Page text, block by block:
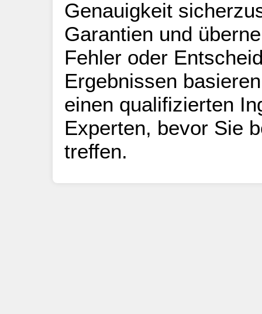
Genauigkeit
Garantien und
Fehler oder
Ergebnissen
einen qualifizierten
Experten, bevor Sie
treffen.